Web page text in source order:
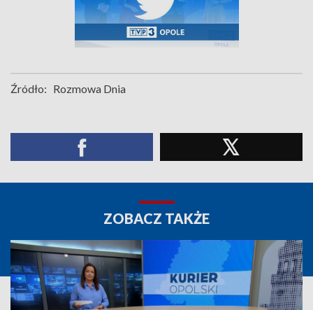
Źródło: Rozmowa Dnia
ZOBACZ TAKŻE